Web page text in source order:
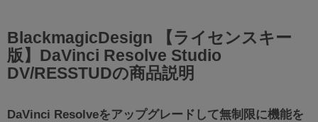
BlackmagicDesign 【ライセンスキー
版】DaVinci Resolve Studio
DV/RESSTUDの商品説明
DaVinci Resolveをアップグレードして無制限に機能を